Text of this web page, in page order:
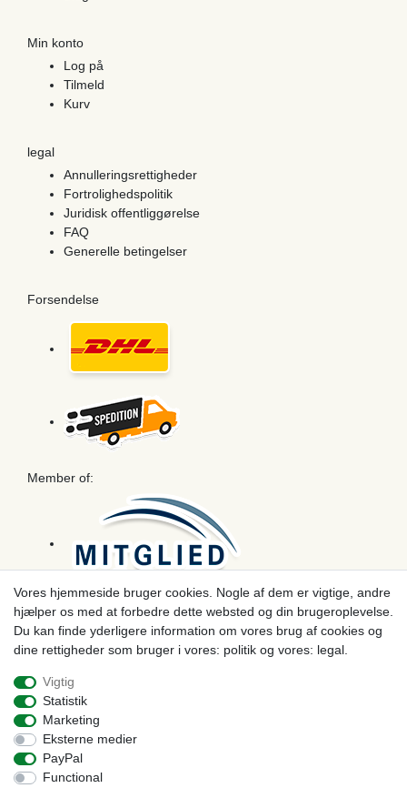
Min konto
Log på
Tilmeld
Kurv
legal
Annulleringsrettigheder
Fortrolighedspolitik
Juridisk offentliggørelse
FAQ
Generelle betingelser
Forsendelse
Member of:
Betaling
Vores hjemmeside bruger cookies. Nogle af dem er vigtige, andre
hjælper os med at forbedre dette websted og din brugeroplevelse.
Du kan finde yderligere information om vores brug af cookies og
dine rettigheder som bruger i vores: politik og vores: legal.
Vigtig
Statistik
Marketing
Eksterne medier
PayPal
Functional